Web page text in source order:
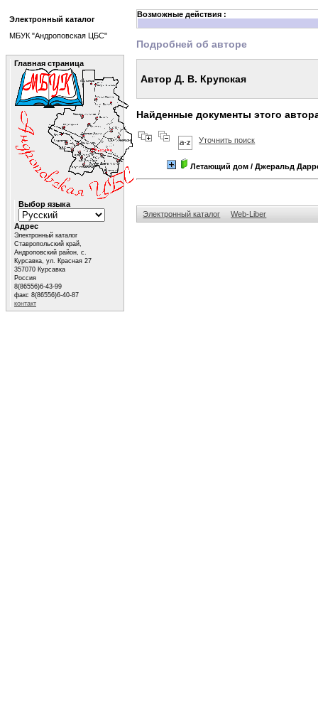
Возможные действия :
Подробней об авторе
Автор Д. В. Крупская
Найденные документы этого
Уточнить поиск
Летающий дом / Джеральд
Электронный каталог Web-Liber
Электронный каталог
МБУК "Андроповская ЦБС"
Главная страница
Выбор языка
Адрес
Электронный каталог
Ставропольский край,
Андроповский район, с.
Курсавка, ул. Красная 27
357070 Курсавка
Россия
8(86556)6-43-99
факс 8(86556)6-40-87
контакт